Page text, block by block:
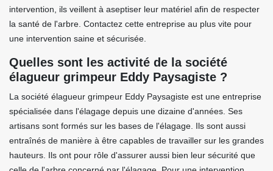
intervention, ils veillent à aseptiser leur matériel afin de respecter
la santé de l'arbre. Contactez cette entreprise au plus vite pour
une intervention saine et sécurisée.
Quelles sont les activité de la société
élagueur grimpeur Eddy Paysagiste ?
La société élagueur grimpeur Eddy Paysagiste est une entreprise
spécialisée dans l'élagage depuis une dizaine d'années. Ses
artisans sont formés sur les bases de l'élagage. Ils sont aussi
entraînés de manière à être capables de travailler sur les grandes
hauteurs. Ils ont pour rôle d'assurer aussi bien leur sécurité que